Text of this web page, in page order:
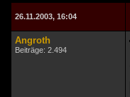
26.11.2003, 16:04
Angroth
Beiträge: 2.494